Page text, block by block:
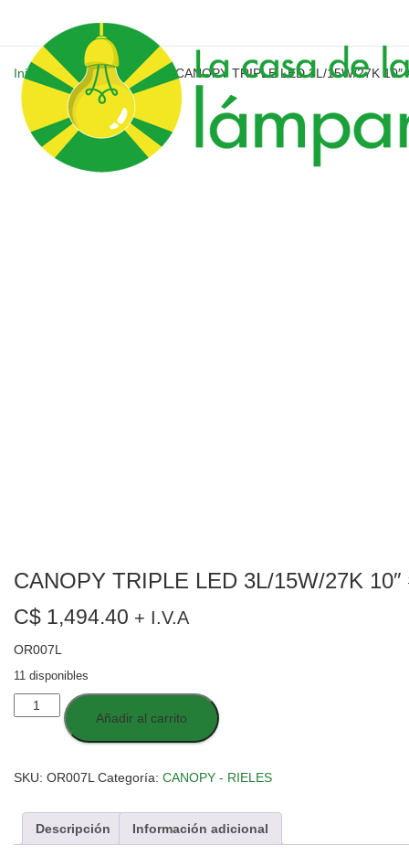
Inicio/CANOPY - RIELES / CANOPY TRIPLE LED 3L/15W/27K
CANOPY TRIPLE LED 3L/15W/27K
C$ 1,494.40 + I.V.A
OR007L
11 disponibles
CANOPY
TRIPLE
10"
CB-
490
Añadir al carrito
SKU: OR007L Categoría: CANOPY - RIELES
Descripción Información adicional